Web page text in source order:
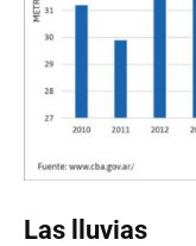
Las lluvias